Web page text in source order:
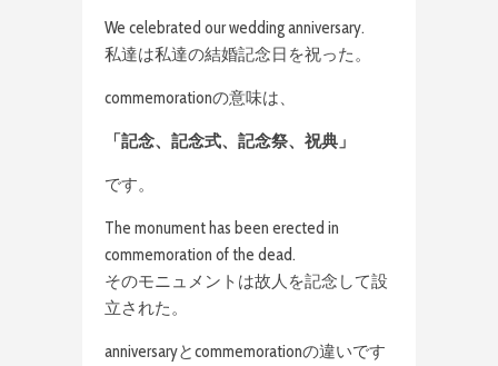
We celebrated our wedding anniversary.
私達は私達の結婚記念日を祝った。
commemorationの意味は、
「記念、記念式、記念祭、祝典」
です。
The monument has been erected in
commemoration of the dead.
そのモニュメントは故人を記念して設
立された。
anniversaryとcommemorationの違いです